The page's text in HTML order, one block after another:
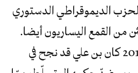
الحزب الديموقراطي الدستوري
من القمع اليساريون أيضا.
ومع مطلع العام 2011 كان بن علي قد نجح في